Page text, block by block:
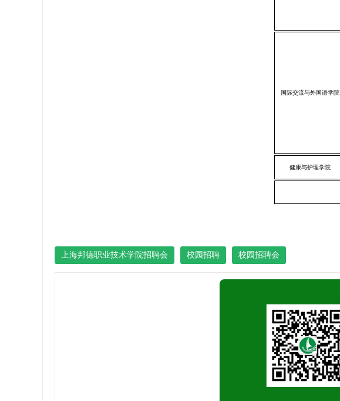
国际交流与外国语学院
健康与护理学院
上海邦德职业技术学院招聘会 校园招聘 校园招聘会